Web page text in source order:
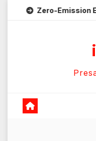
Emission Energy